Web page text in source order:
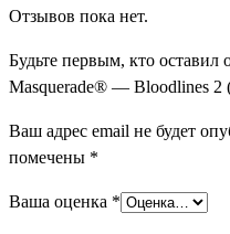
Отзывов пока нет.
Будьте первым, кто оставил
Masquerade® — Bloodlines 2
Ваш адрес email не будет
помечены *
Ваша оценка *